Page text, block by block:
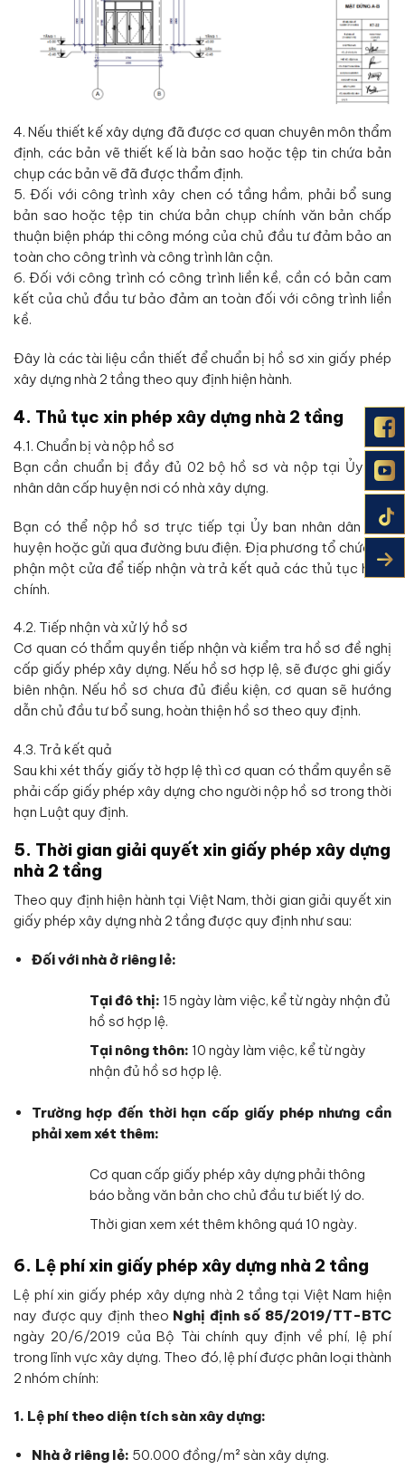
4. Nếu thiết kế xây dựng đã được cơ quan chuyên môn thẩm
định, các bản vẽ thiết kế là bản sao hoặc tệp tin chứa bản
chụp các bản vẽ đã được thẩm định.
5. Đối với công trình xây chen có tầng hầm, phải bổ sung
bản sao hoặc tệp tin chứa bản chụp chính văn bản chấp
thuận biện pháp thi công móng của chủ đầu tư đảm bảo an
toàn cho công trình và công trình lân cận.
6. Đối với công trình có công trình liền kề, cần có bản cam
kết của chủ đầu tư bảo đảm an toàn đối với công trình liền
kề.
Đây là các tài liệu cần thiết để chuẩn bị hồ sơ xin giấy phép
xây dựng nhà 2 tầng theo quy định hiện hành.
4. Thủ tục xin phép xây dựng nhà 2 tầng
4.1. Chuẩn bị và nộp hồ sơ
Bạn cần chuẩn bị đầy đủ 02 bộ hồ sơ và nộp tại Ủy ban
nhân dân cấp huyện nơi có nhà xây dựng.
Bạn có thể nộp hồ sơ trực tiếp tại Ủy ban nhân dân cấp
huyện hoặc gửi qua đường bưu điện. Địa phương tổ chức bộ
phận một cửa để tiếp nhận và trả kết quả các thủ tục hành
chính.
4.2. Tiếp nhận và xử lý hồ sơ
Cơ quan có thẩm quyền tiếp nhận và kiểm tra hồ sơ đề nghị
cấp giấy phép xây dựng. Nếu hồ sơ hợp lệ, sẽ được ghi giấy
biên nhận. Nếu hồ sơ chưa đủ điều kiện, cơ quan sẽ hướng
dẫn chủ đầu tư bổ sung, hoàn thiện hồ sơ theo quy định.
4.3. Trả kết quả
Sau khi xét thấy giấy tờ hợp lệ thì cơ quan có thẩm quyền sẽ
phải cấp giấy phép xây dựng cho người nộp hồ sơ trong thời
hạn Luật quy định.
5. Thời gian giải quyết xin giấy phép xây dựng
nhà 2 tầng
Theo quy định hiện hành tại Việt Nam, thời gian giải quyết xin
giấy phép xây dựng nhà 2 tầng được quy định như sau:
Đối với nhà ở riêng lẻ:
Tại đô thị: 15 ngày làm việc, kể từ ngày nhận đủ
hồ sơ hợp lệ.
Tại nông thôn: 10 ngày làm việc, kể từ ngày
nhận đủ hồ sơ hợp lệ.
Trường hợp đến thời hạn cấp giấy phép nhưng cần
phải xem xét thêm:
Cơ quan cấp giấy phép xây dựng phải thông
báo bằng văn bản cho chủ đầu tư biết lý do.
Thời gian xem xét thêm không quá 10 ngày.
6. Lệ phí xin giấy phép xây dựng nhà 2 tầng
Lệ phí xin giấy phép xây dựng nhà 2 tầng tại Việt Nam hiện
nay được quy định theo Nghị định số 85/2019/TT-BTC
ngày 20/6/2019 của Bộ Tài chính quy định về phí, lệ phí
trong lĩnh vực xây dựng. Theo đó, lệ phí được phân loại thành
2 nhóm chính:
1. Lệ phí theo diện tích sàn xây dựng:
Nhà ở riêng lẻ: 50.000 đồng/m² sàn xây dựng.